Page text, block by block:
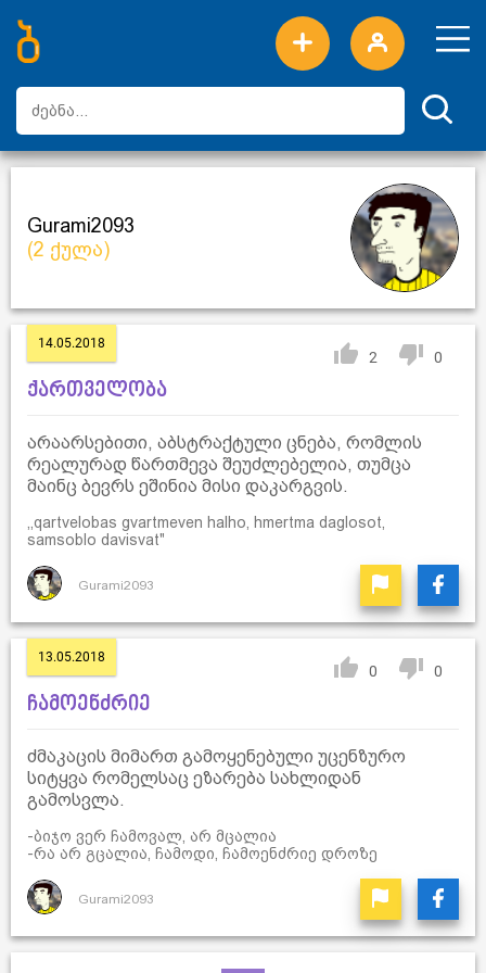
ახალი სიტყვები
ტოპ სიტყვები
დღის ტოპ სიტყვები
ტოპ მომხმარებლები
Gurami2093
(2 ქულა)
14.05.2018
2 0
ქართველობა
არაარსებითი, აბსტრაქტული ცნება, რომლის
რეალურად წართმევა შეუძლებელია, თუმცა
მაინც ბევრს ეშინია მისი დაკარგვის.
,,qartvelobas gvartmeven halho, hmertma daglosot,
samsoblo davisvat"
Gurami2093
13.05.2018
0 0
ჩამოენძრიე
ძმაკაცის მიმართ გამოყენებული უცენზურო
სიტყვა რომელსაც ეზარება სახლიდან
გამოსვლა.
-ბიჯო ვერ ჩამოვალ, არ მცალია
-რა არ გცალია, ჩამოდი, ჩამოენძრიე დროზე
Gurami2093